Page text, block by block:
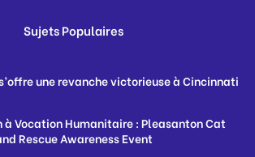
Sujets Populaires
une revanche victorieuse à Cincinnati
à Vocation Humanitaire : Pleasanton Cat
Rescue Awareness Event